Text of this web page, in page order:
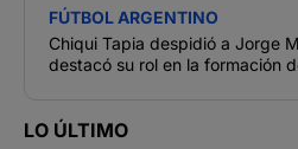
FÚTBOL ARGENTINO
Chiqui Tapia despidió a Jorge
destacó su rol en la formación
LO ÚLTIMO